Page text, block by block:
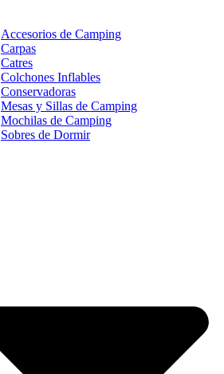
Accesorios de Camping
Carpas
Catres
Colchones Inflables
Conservadoras
Mesas y Sillas de Camping
Mochilas de Camping
Sobres de Dormir